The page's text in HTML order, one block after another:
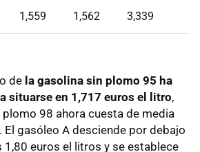
1,559 1,562 3,339
de la gasolina sin plomo 95 ha
situarse en 1,717 euros el litro,
98 ahora cuesta de media
El gasóleo A desciende por debajo
1,80 euros el litros y se establece